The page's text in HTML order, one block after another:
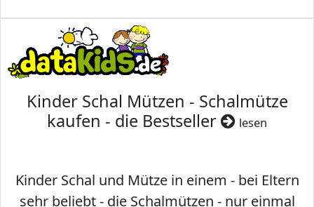
Kinder Schal Mützen - Schalmütze
kaufen - die Bestseller
lesen
Kinder Schal und Mütze in einem - bei Eltern
sehr beliebt - die Schalmützen - nur einmal